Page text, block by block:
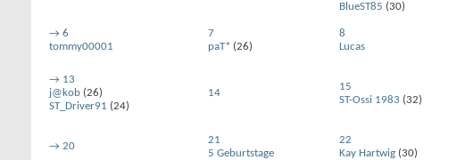
BlueST85 (30)
→ 6
tommy00001
7
paT* (26)
8
Lucas
→ 13
j@kob (26)
ST_Driver91 (24)
14
15
ST-Ossi 1983 (32)
→ 20
21
5 Geburtstage
22
Kay Hartwig (30)